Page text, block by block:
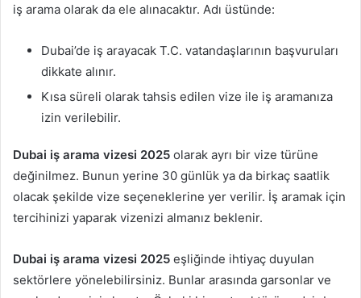
iş arama olarak da ele alınacaktır. Adı üstünde:
Dubai’de iş arayacak T.C. vatandaşlarının başvuruları
dikkate alınır.
Kısa süreli olarak tahsis edilen vize ile iş aramanıza
izin verilebilir.
Dubai iş arama vizesi 2025 olarak ayrı bir vize türüne
değinilmez. Bunun yerine 30 günlük ya da birkaç saatlik
olacak şekilde vize seçeneklerine yer verilir. İş aramak için
tercihinizi yaparak vizenizi almanız beklenir.
Dubai iş arama vizesi 2025 eşliğinde ihtiyaç duyulan
sektörlere yönelebilirsiniz. Bunlar arasında garsonlar ve